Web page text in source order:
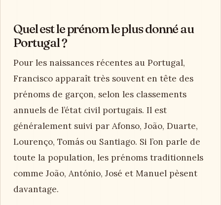
Quel est le prénom le plus donné au
Portugal ?
Pour les naissances récentes au Portugal,
Francisco apparaît très souvent en tête des
prénoms de garçon, selon les classements
annuels de l’état civil portugais. Il est
généralement suivi par Afonso, João, Duarte,
Lourenço, Tomás ou Santiago. Si l’on parle de
toute la population, les prénoms traditionnels
comme João, António, José et Manuel pèsent
davantage.